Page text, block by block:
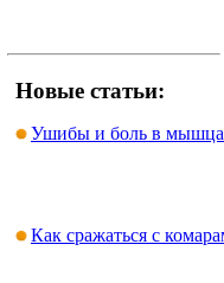
Новые статьи:
Ушибы и боль в
Как сражаться с